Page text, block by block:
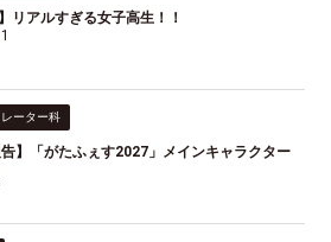
リアルすぎる女子高生！！
ーター科
告】「がたふぇす2027」メインキャラクター